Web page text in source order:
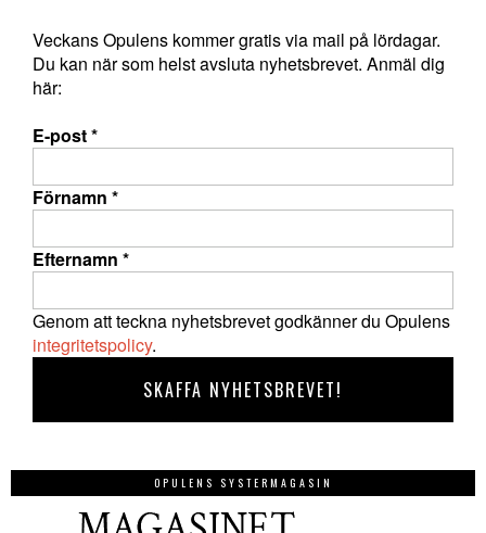
Veckans Opulens kommer gratis via mail på lördagar.
Du kan när som helst avsluta nyhetsbrevet. Anmäl dig
här:
E-post*
Förnamn *
Efternamn *
Genom att teckna nyhetsbrevet godkänner du Opulens
integritetspolicy.
OPULENS SYSTERMAGASIN